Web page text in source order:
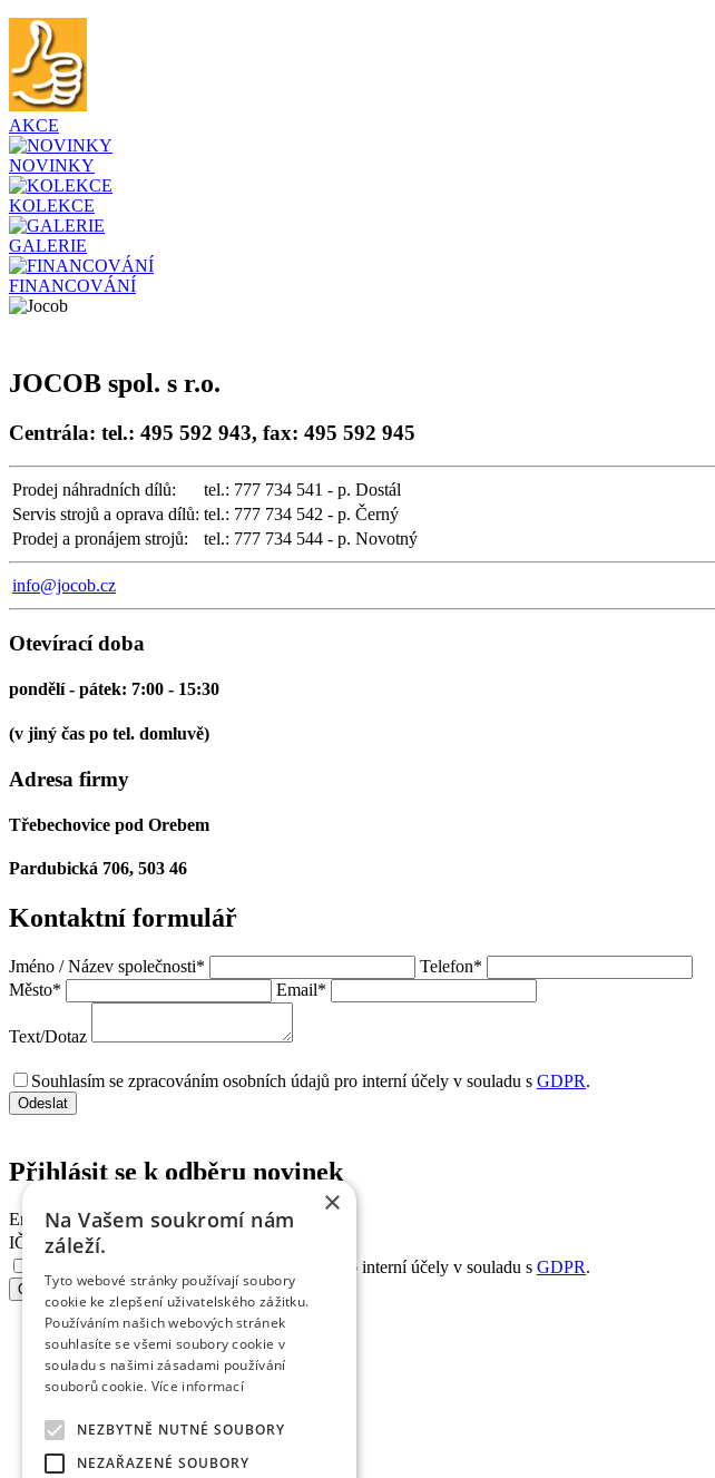
AKCE
NOVINKY
KOLEKCE
GALERIE
FINANCOVÁNÍ
JOCOB spol. s r.o.
Centrála: tel.: 495 592 943, fax: 495 592 945
Prodej náhradních dílů:
tel.: 777 734 541 - p. Dostál
Servis strojů a oprava dílů: tel.: 777 734 542 - p. Černý
Prodej a pronájem strojů:
tel.: 777 734 544 - p. Novotný
info@jocob.cz
Otevírací doba
pondělí - pátek: 7:00 - 15:30
(v jiný čas po tel. domluvě)
Adresa firmy
Třebechovice pod Orebem
Pardubická 706, 503 46
Kontaktní formulář
Jméno / Název společnosti* Telefon*
Město* Email*
Text/Dotaz
Souhlasím se zpracováním osobních údajů pro interní účely v souladu s GDPR.
Přihlásit se k odběrunovinek
Email*
IČ
Souhlasím se zpracováním osobních údajů pro interní účely v souladu s GDPR.
×
Na Vašem soukromí nám
záleží.
Tyto webové stránky používají soubory
cookie ke zlepšení uživatelského zážitku.
Používáním našich webových stránek
souhlasíte se všemi soubory cookie v
souladu s našimi zásadami používání
souborů cookie. Více informací
NEZBYTNĚ NUTNÉ SOUBORY
NEZAŘAZENÉ SOUBORY